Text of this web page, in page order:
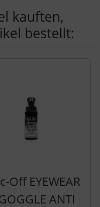
kauften,
bestellt:
Off EYEWEAR
ANTI